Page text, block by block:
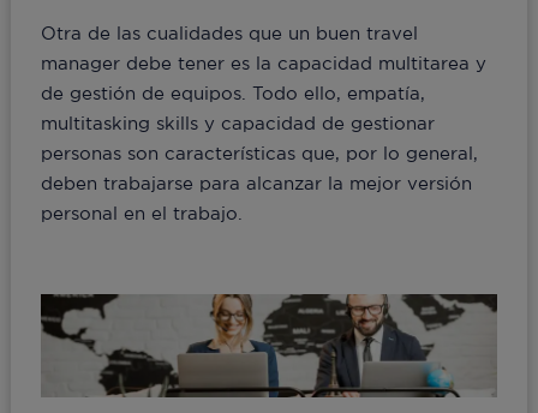
Otra de las cualidades que un buen travel
manager debe tener es la capacidad multitarea y
de gestión de equipos. Todo ello, empatía,
multitasking skills y capacidad de gestionar
personas son características que, por lo general,
deben trabajarse para alcanzar la mejor versión
personal en el trabajo.